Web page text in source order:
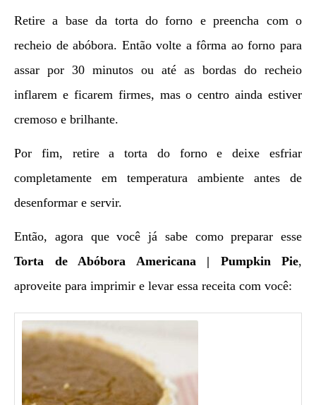
Retire a base da torta do forno e preencha com o
recheio de abóbora. Então volte a fôrma ao forno para
assar por 30 minutos ou até as bordas do recheio
inflarem e ficarem firmes, mas o centro ainda estiver
cremoso e brilhante.
Por fim, retire a torta do forno e deixe esfriar
completamente em temperatura ambiente antes de
desenformar e servir.
Então, agora que você já sabe como preparar esse
Torta de Abóbora Americana | Pumpkin Pie,
aproveite para imprimir e levar essa receita com você: